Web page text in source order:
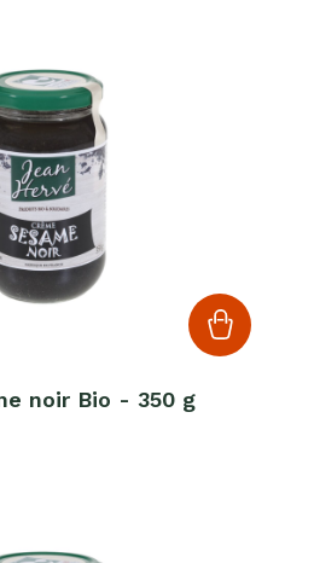
noir Bio - 350 g